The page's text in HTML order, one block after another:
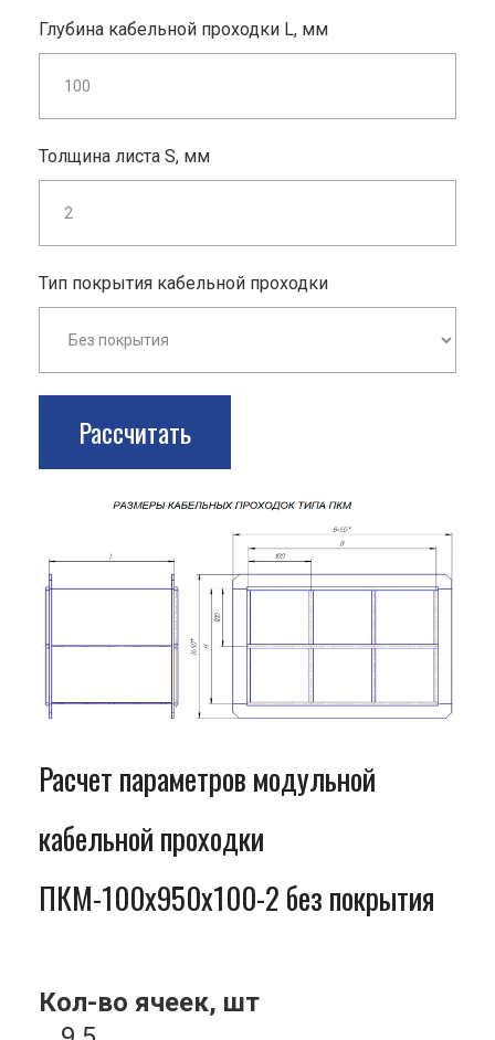
Глубина кабельной проходки L, мм
Толщина листа S, мм
Тип покрытия кабельной проходки
Рассчитать
Расчет параметров модульной
кабельной проходки
ПКМ-100x950x100-2 без покрытия
Кол-во ячеек, шт